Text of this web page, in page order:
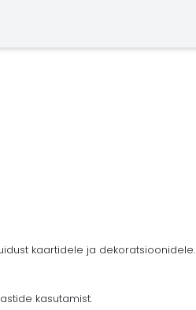
kaartidele ja dekoratsioonidele.
kasutamist.